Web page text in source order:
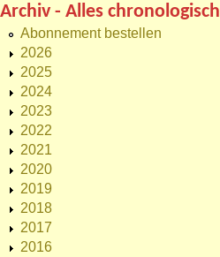
Archiv - Alles chronologisch
Abonnement bestellen
2026
2025
2024
2023
2022
2021
2020
2019
2018
2017
2016